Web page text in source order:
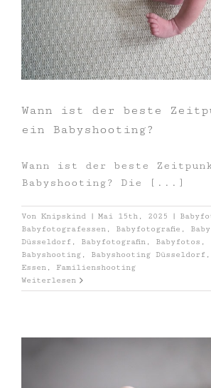
Wann ist der beste
ein Babyshooting?
Wann ist der beste
Babyshooting? Die [...]
Von Knipskind | Mai 15th, 2025 |
Babyfotografessen , Babyfotografie ,
Düsseldorf , Babyfotografin , Babyfotos ,
Babyshooting , Babyshooting Düsseldorf ,
Essen , Familienshooting
Weiterlesen